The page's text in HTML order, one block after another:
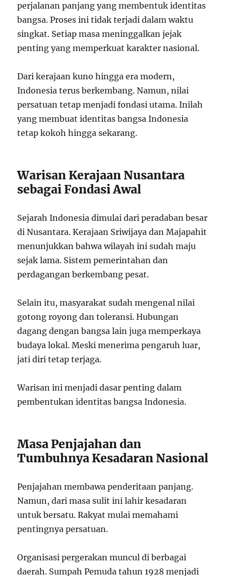
perjalanan panjang yang membentuk identitas
bangsa. Proses ini tidak terjadi dalam waktu
singkat. Setiap masa meninggalkan jejak
penting yang memperkuat karakter nasional.
Dari kerajaan kuno hingga era modern,
Indonesia terus berkembang. Namun, nilai
persatuan tetap menjadi fondasi utama. Inilah
yang membuat identitas bangsa Indonesia
tetap kokoh hingga sekarang.
Warisan Kerajaan Nusantara
sebagai Fondasi Awal
Sejarah Indonesia dimulai dari peradaban besar
di Nusantara. Kerajaan Sriwijaya dan Majapahit
menunjukkan bahwa wilayah ini sudah maju
sejak lama. Sistem pemerintahan dan
perdagangan berkembang pesat.
Selain itu, masyarakat sudah mengenal nilai
gotong royong dan toleransi. Hubungan
dagang dengan bangsa lain juga memperkaya
budaya lokal. Meski menerima pengaruh luar,
jati diri tetap terjaga.
Warisan ini menjadi dasar penting dalam
pembentukan identitas bangsa Indonesia.
Masa Penjajahan dan
Tumbuhnya Kesadaran Nasional
Penjajahan membawa penderitaan panjang.
Namun, dari masa sulit ini lahir kesadaran
untuk bersatu. Rakyat mulai memahami
pentingnya persatuan.
Organisasi pergerakan muncul di berbagai
daerah. Sumpah Pemuda tahun 1928 menjadi